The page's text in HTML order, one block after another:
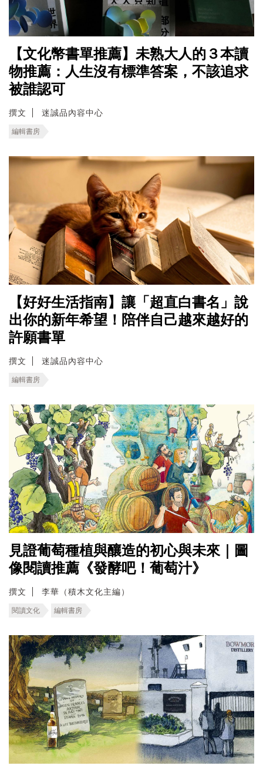
【文化幣書單推薦】未熟大人的３本讀
物推薦：人生沒有標準答案，不該追求
被誰認可
撰文 迷誠品內容中心
編輯書房
【好好生活指南】讓「超直白書名」說
出你的新年希望！陪伴自己越來越好的
許願書單
撰文 迷誠品內容中心
編輯書房
見證葡萄種植與釀造的初心與未來｜圖
像閱讀推薦《發酵吧！葡萄汁》
撰文 李華（積木文化主編）
閱讀文化 編輯書房